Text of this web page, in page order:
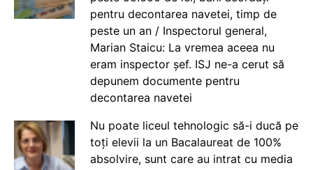
pentru decontarea navetei, timp de
peste un an / Inspectorul general,
Marian Staicu: La vremea aceea nu
eram inspector șef. ISJ ne-a cerut să
depunem documente pentru
decontarea navetei
Nu poate liceul tehnologic să-i ducă pe
toți elevii la un Bacalaureat de 100%
absolvire, sunt care au intrat cu media